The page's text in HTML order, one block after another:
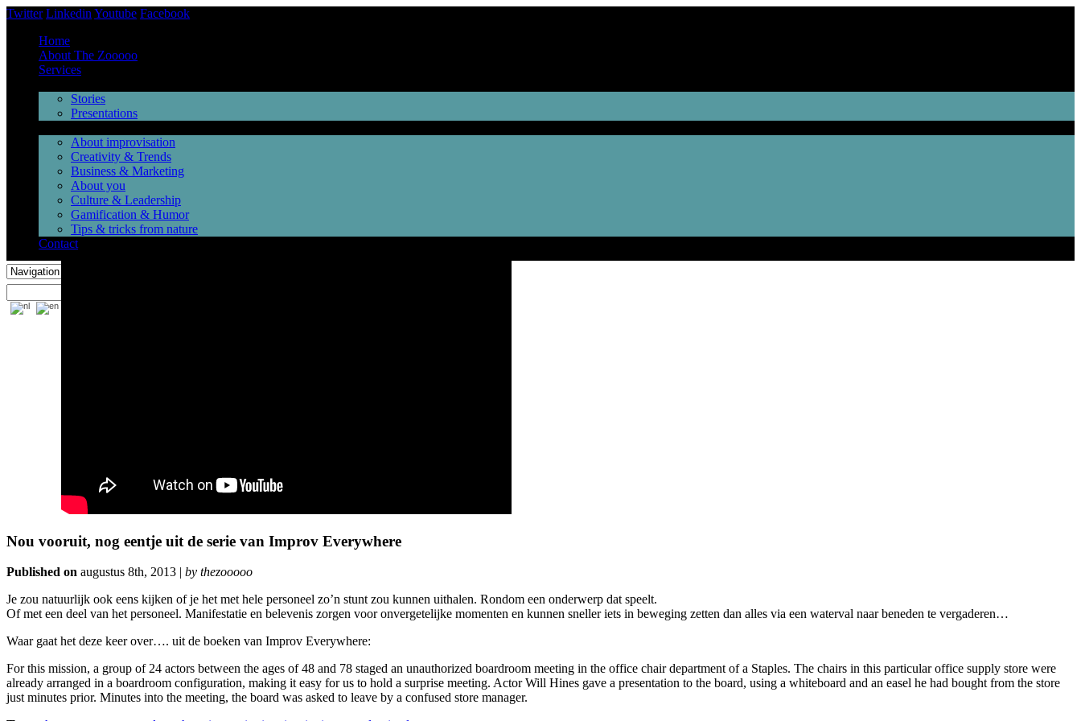
Twitter Linkedin Youtube Facebook
Home
About The Zooooo
Services
Stories
Presentations
About improvisation
Creativity & Trends
Business & Marketing
About you
Culture & Leadership
Gamification & Humor
Tips & tricks from nature
Contact
Nou vooruit, nog eentje uit de serie van Improv Everywhere
Published on augustus 8th, 2013 | by thezooooo
Je zou natuurlijk ook eens kijken of je het met hele personeel zo’n stunt zou kunnen uithalen. Rondom een onderwerp dat speelt.
Of met een deel van het personeel. Manifestatie en belevenis zorgen voor onvergetelijke momenten en kunnen sneller iets in beweging zetten dan alles via een waterval naar beneden te vergaderen…
Waar gaat het deze keer over…. uit de boeken van Improv Everywhere:
For this mission, a group of 24 actors between the ages of 48 and 78 staged an unauthorized boardroom meeting in the office chair department of a Staples. The chairs in this particular office supply store were
already arranged in a boardroom configuration, making it easy for us to hold a surprise meeting. Actor Will Hines gave a presentation to the board, using a whiteboard and an easel he had bought from the store
just minutes prior. Minutes into the meeting, the board was asked to leave by a confused store manager.